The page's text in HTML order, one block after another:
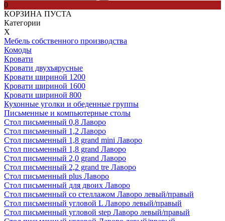
0
КОРЗИНА ПУСТА
Категории
Х
Мебель собственного производства
Комоды
Кровати
Кровати двухъярусные
Кровати шириной 1200
Кровати шириной 1600
Кровати шириной 800
Кухонные уголки и обеденные группы
Письменные и компьютерные столы
Стол письменный 0,8 Лаворо
Стол письменный 1,2 Лаворо
Стол письменный 1,8 grand mini Лаворо
Стол письменный 1,8 grand Лаворо
Стол письменный 2,0 grand Лаворо
Стол письменный 2,2 grand tre Лаворо
Стол письменный plus Лаворо
Стол письменный для двоих Лаворо
Стол письменный со стеллажом Лаворо левый/правый
Стол письменный угловой L Лаворо левый/правый
Стол письменный угловой step Лаворо левый/правый